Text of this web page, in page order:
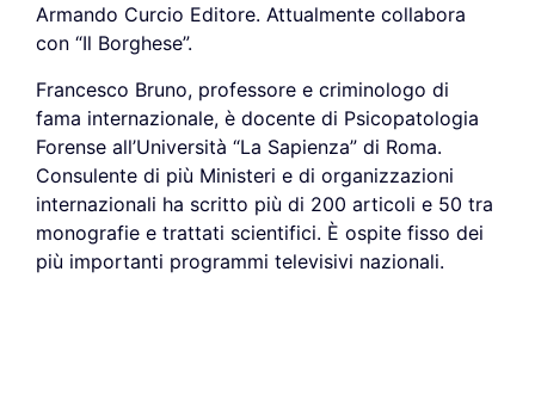
Armando Curcio Editore. Attualmente collabora
con “Il Borghese”.
Francesco Bruno, professore e criminologo di
fama internazionale, è docente di Psicopatologia
Forense all’Università “La Sapienza” di Roma.
Consulente di più Ministeri e di organizzazioni
internazionali ha scritto più di 200 articoli e 50 tra
monografie e trattati scientifici. È ospite fisso dei
più importanti programmi televisivi nazionali.